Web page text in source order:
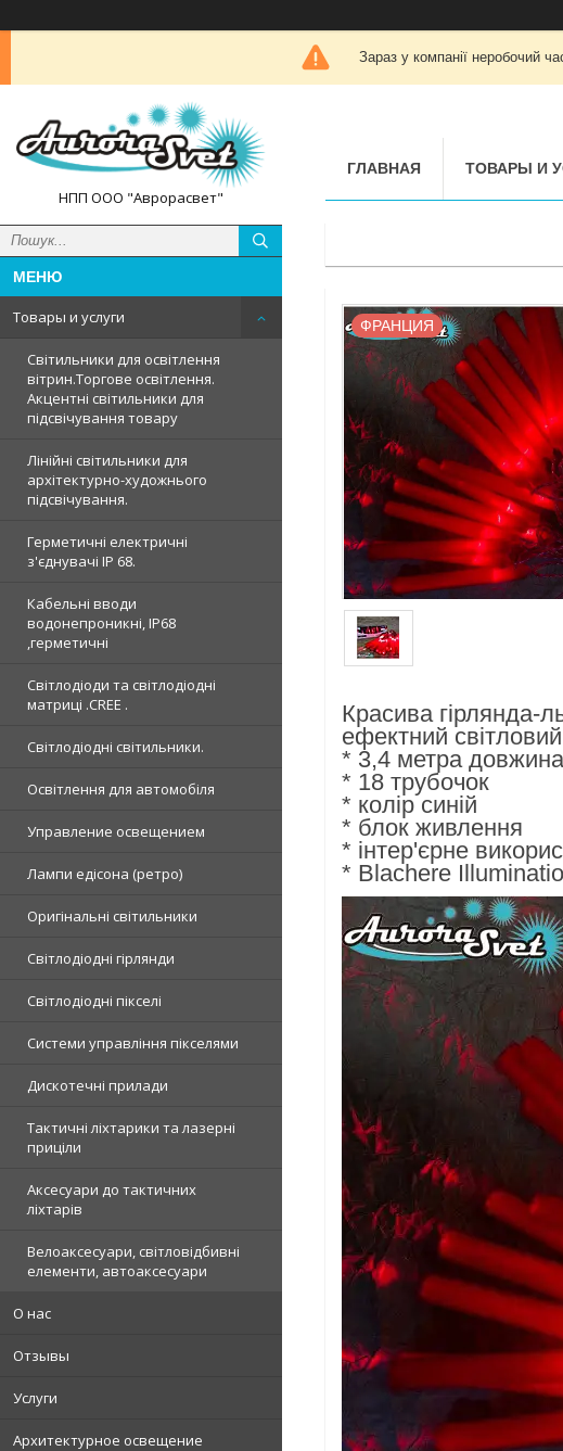
Зараз у компанії неробочий
НПП ООО "Аврорасвет"
Товары и услуги
Світильники для освітлення
вітрин.Торгове освітлення.
Акцентні світильники для
підсвічування товару
Лінійні світильники для
архітектурно-художнього
підсвічування.
Герметичні електричні
з'єднувачі IP 68.
Кабельні вводи
водонепроникні, IP68
,герметичні
Світлодіоди та світлодіодні
матриці .CREE .
Світлодіодні світильники.
Освітлення для автомобіля
Управление освещением
Лампи едісона (ретро)
Оригінальні світильники
Світлодіодні гірлянди
Світлодіодні пікселі
Системи управління пікселями
Дискотечні прилади
Тактичні ліхтарики та лазерні
приціли
Аксесуари до тактичних
ліхтарів
Велоаксесуари, світловідбивні
елементи, автоаксесуари
О нас
Отзывы
Услуги
Архитектурное освещение
ГЛАВНАЯ ТОВАРЫ И
ФРАНЦИЯ
Красива гірлянда-
ефектний
* 3,4 метра довжина
* 18 трубочок
* колір синій
* блок живлення
* інтер'єрне
* Blachere